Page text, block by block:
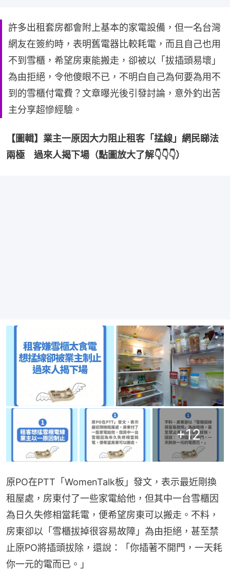
許多出租套房都會附上基本的家電設備，但一名台灣
網友在簽約時，表明舊電器比較耗電，而且自己也用
不到雪櫃，希望房東能搬走，卻被以「拔插頭易壞」
為由拒絕，令他傻眼不已，不明白自己為何要為用不
到的雪櫃付電費？文章曝光後引發討論，意外釣出苦
主分享超慘經驗。
【圖輯】業主一原因大力阻止租客「掹線」網民睇法
兩極　過來人揭下場（點圖放大了解👇👇👇）
+12
原PO在PTT「WomenTalk板」發文，表示最近剛換
租屋處，房東付了一些家電給他，但其中一台雪櫃因
為日久失修相當耗電，便希望房東可以搬走。不料，
房東卻以「雪櫃拔掉很容易故障」為由拒絕，甚至禁
止原PO將插頭拔除，還說：「你插著不開門，一天耗
你一元的電而已。」